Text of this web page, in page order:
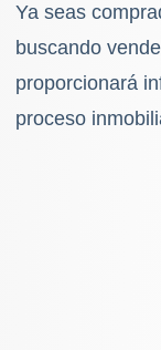
Ya seas
buscando
proporcionará
proceso